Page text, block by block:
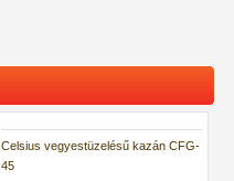
Celsius vegyestüzelésű kazán CFG-
45